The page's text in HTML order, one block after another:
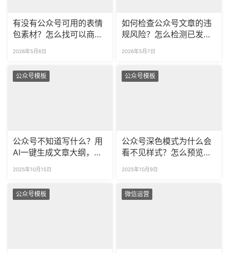
有没有公众号可用的表情
包素材？怎么找可以商用
2026年5月6日
如何检查公众号文章的违
规风险？怎么检测已发布
2026年5月7日
公众号模板
公众号不知道写什么？用
AI一键生成文章大纲，还
2025年10月15日
公众号模板
公众号深色模式为什么会
看不见样式？怎么预览夜
2025年10月9日
公众号模板 微信运营